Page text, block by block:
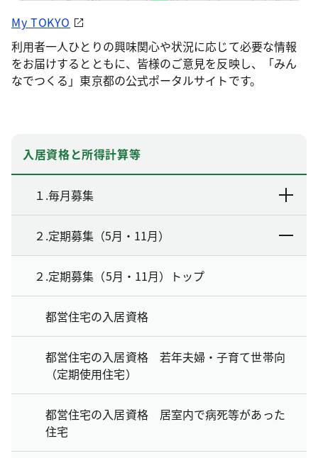
My TOKYO
利用者一人ひとりの興味関心や状況に応じて必要な情報
をお届けするとともに、皆様のご意見を反映し、「みん
なでつくる」東京都の公式ポータルサイトです。
入居資格と所得計算等
１.毎月募集
２.定期募集（5月・11月）
２.定期募集（5月・11月）トップ
都営住宅の入居資格
都営住宅の入居資格 若年夫婦・子育て世帯向
（定期使用住宅）
都営住宅の入居資格 居室内で病死等があった
住宅